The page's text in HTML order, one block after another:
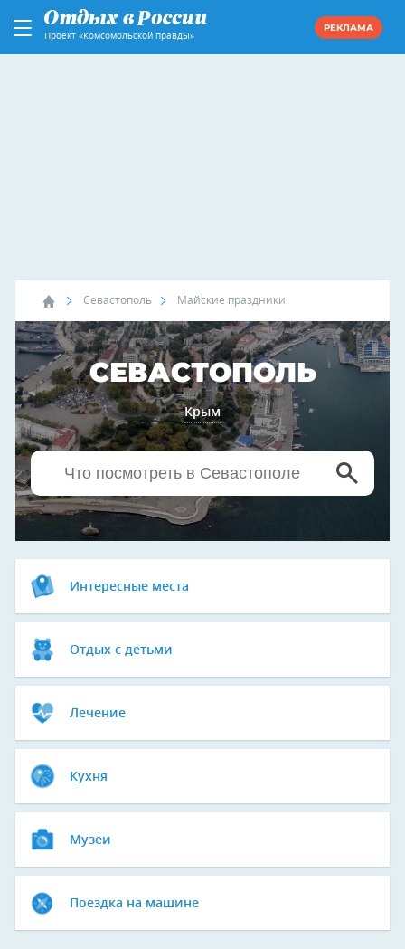
Проект «Комсомольской правды»
РЕКЛАМА
Севастополь Майские праздники
СЕВАСТОПОЛЬ
Крым
Интересные места
Отдых с детьми
Лечение
Кухня
Музеи
Поездка на машине